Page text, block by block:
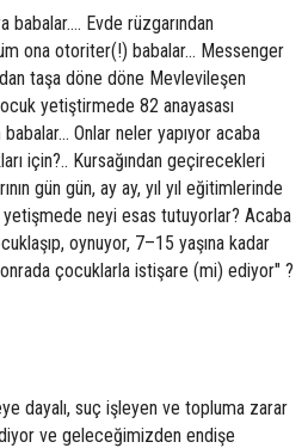
babalar…. Evde rüzgarından
ona otoriter(!) babalar… Messenger
taşa döne döne Mevlevileşen
yetiştirmede 82 anayasası
Onlar neler yapıyor acaba
için?.. Kursağından geçirecekleri
gün gün, ay ay, yıl yıl eğitimlerinde
yetişmede neyi esas tutuyorlar? Acaba
oynuyor, 7–15 yaşına kadar
çocuklarla istişare (mi) ediyor" ?
dayalı, suç işleyen ve topluma zarar
ve geleceğimizden endişe